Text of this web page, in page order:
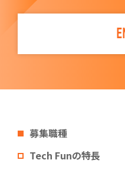
募集職種
Tech Funの特長